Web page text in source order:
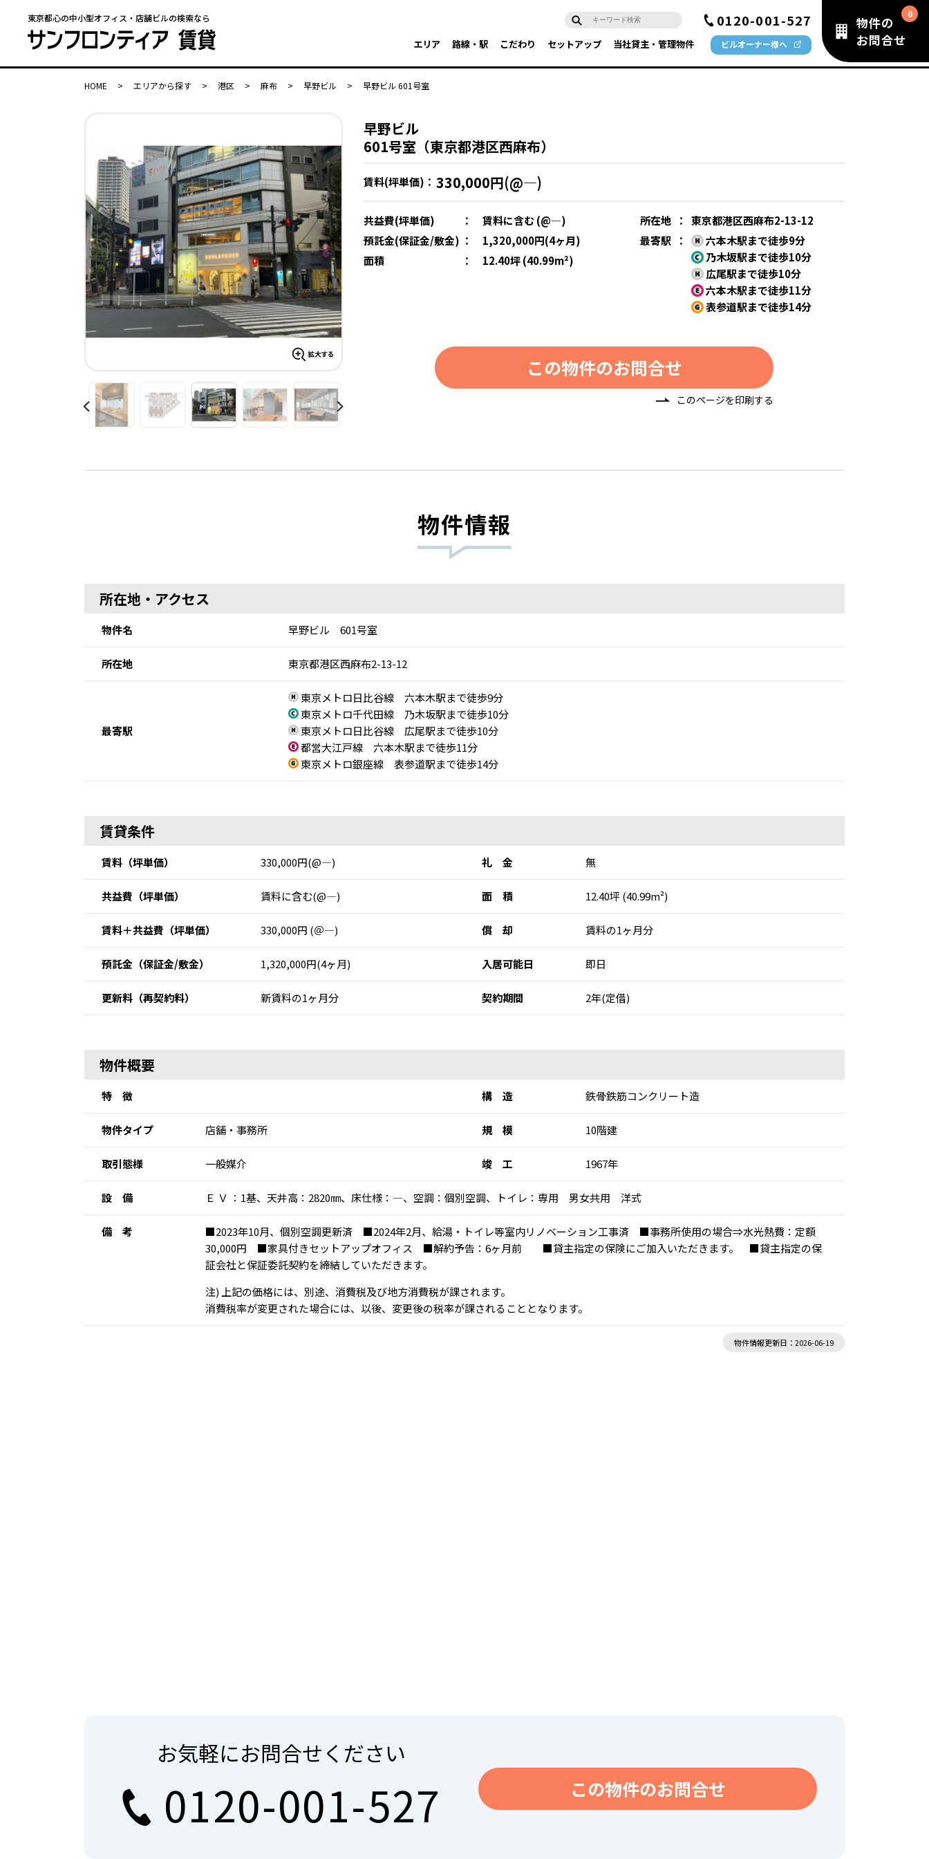
東京都心の中小型オフィス・店舗ビルの検索なら 0120-001-527
エリア 路線・駅 こだわり セットアップ 当社貸主・管理物件 ビルオーナー様へ
物件の
お問合せ
HOME > エリアから探す > 港区 > 麻布 > 早野ビル > 早野ビル 601号室
早野ビル
601号室（東京都港区西麻布）
賃料(坪単価)： 330,000円(@―)
共益費(坪単価) ：
賃料に含む (@―)
預託金(保証金/敷金) ：
1,320,000円(4ヶ月)
面積
： 12.40坪 (40.99m²)
所在地 ：
東京都港区西麻布2-13-12
最寄駅
：
六本木駅まで徒歩9分
乃木坂駅まで徒歩10分
広尾駅まで徒歩10分
六本木駅まで徒歩11分
表参道駅まで徒歩14分
この物件のお問合せ
このページを印刷する
物件情報
所在地・アクセス
物件名 早野ビル 601号室
所在地 東京都港区西麻布2-13-12
最寄駅
東京メトロ日比谷線 六本木駅まで徒歩9分
東京メトロ千代田線 乃木坂駅まで徒歩10分
東京メトロ日比谷線 広尾駅まで徒歩10分
都営大江戸線 六本木駅まで徒歩11分
東京メトロ銀座線 表参道駅まで徒歩14分
賃貸条件
賃料 （坪単価） 330,000円(@―) 礼 金 無
共益費 （坪単価） 賃料に含む(@―) 面 積 12.40坪 (40.99m²)
賃料＋共益費 （坪単価） 330,000円 (＠―) 償 却 賃料の1ヶ月分
預託金 （保証金/敷金） 1,320,000円(4ヶ月) 入居可能日 即日
更新料 （再契約料） 新賃料の1ヶ月分 契約期間 2年(定借)
物件概要
特 徴 構 造 鉄骨鉄筋コンクリート造
物件タイプ 店舗・事務所 規 模 10階建
取引態様 一般媒介 竣 工 1967年
設 備 Ｅ Ｖ ：1基、天井高：2820㎜、床仕様：―、空調：個別空調、トイレ：専用 男女共用 洋式
備 考
■2023年10月、個別空調更新済 ■2024年2月、給湯・トイレ等室内リノベーション工事済 ■事務所使用の場合⇒水光熱費：定額
30,000円 ■家具付きセットアップオフィス ■解約予告：6ヶ月前 ■貸主指定の保険にご加入いただきます。 ■貸主指定の保
証会社と保証委託契約を締結していただきます。
注) 上記の価格には、別途、消費税及び地方消費税が課されます。
消費税率が変更された場合には、以後、変更後の税率が課されることとなります。
物件情報更新日：2026-06-19
お気軽にお問合せください
0120-001-527 この物件のお問合せ